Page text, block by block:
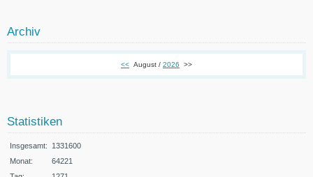
Archiv
<< August / 2026 >>
Statistiken
Insgesamt: 1331600
Monat:
64221